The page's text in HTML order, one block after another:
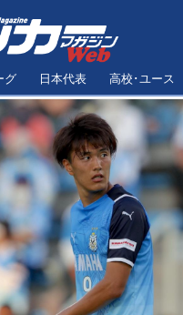
グ 日本代表 高校･ユース